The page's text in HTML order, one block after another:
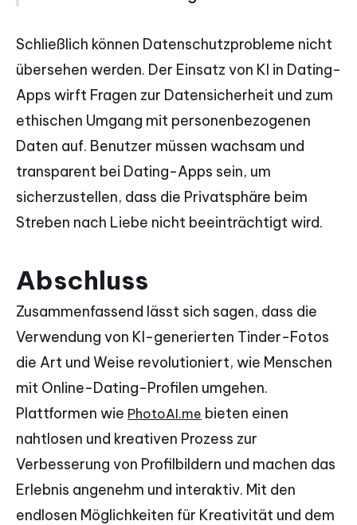
Schließlich können Datenschutzprobleme nicht
übersehen werden. Der Einsatz von KI in Dating-
Apps wirft Fragen zur Datensicherheit und zum
ethischen Umgang mit personenbezogenen
Daten auf. Benutzer müssen wachsam und
transparent bei Dating-Apps sein, um
sicherzustellen, dass die Privatsphäre beim
Streben nach Liebe nicht beeinträchtigt wird.
Abschluss
Zusammenfassend lässt sich sagen, dass die
Verwendung von KI-generierten Tinder-Fotos
die Art und Weise revolutioniert, wie Menschen
mit Online-Dating-Profilen umgehen.
Plattformen wie PhotoAI.me bieten einen
nahtlosen und kreativen Prozess zur
Verbesserung von Profilbildern und machen das
Erlebnis angenehm und interaktiv. Mit den
endlosen Möglichkeiten für Kreativität und dem